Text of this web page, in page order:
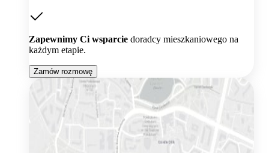
Zapewnimy Ci wsparcie doradcy mieszkaniowego na
każdym etapie.
Zamów rozmowę